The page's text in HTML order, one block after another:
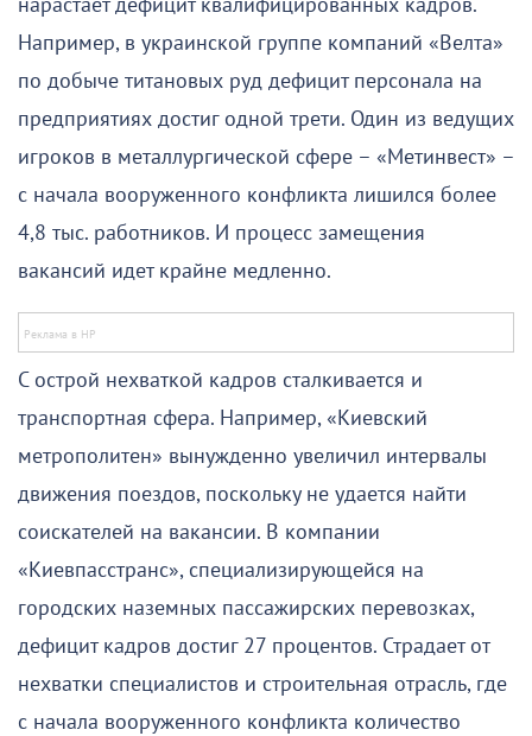
Например, в украинской группе компаний «Велта»
по добыче титановых руд дефицит персонала на
предприятиях достиг одной трети. Один из ведущих
игроков в металлургической сфере – «Метинвест» –
с начала вооруженного конфликта лишился более
4,8 тыс. работников. И процесс замещения
вакансий идет крайне медленно.
С острой нехваткой кадров сталкивается и
транспортная сфера. Например, «Киевский
метрополитен» вынужденно увеличил интервалы
движения поездов, поскольку не удается найти
соискателей на вакансии. В компании
«Киевпасстранс», специализирующейся на
городских наземных пассажирских перевозках,
дефицит кадров достиг 27 процентов. Страдает от
нехватки специалистов и строительная отрасль, где
с начала вооруженного конфликта количество